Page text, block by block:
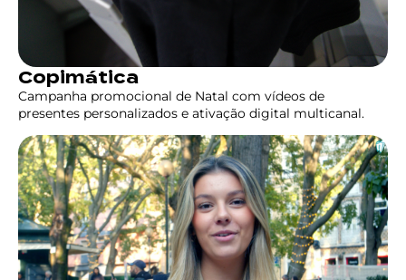
Copimática
Campanha promocional de Natal com vídeos de
presentes personalizados e ativação digital multicanal.